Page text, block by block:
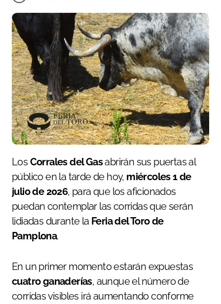
Los Corrales del Gasabrirán sus puertas al
público en la tarde de hoy, miércoles 1 de
julio de 2026, para que los aficionados
puedan contemplar las corridas que serán
lidiadas durante la Feria del Toro de
Pamplona.
En un primer momento estarán expuestas
cuatro ganaderías, aunque el número de
corridas visibles irá aumentando conforme